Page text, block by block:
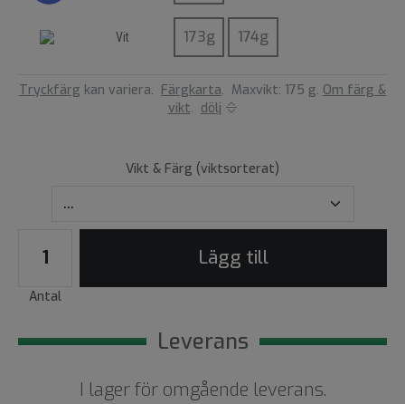
Vit
Tryckfärg kan variera. Färgkarta. Maxvikt: 175 g. Om färg &
vikt. dölj
Vikt & Färg (viktsorterat)
Antal
Lägg till
Leverans
I lager för omgående leverans.